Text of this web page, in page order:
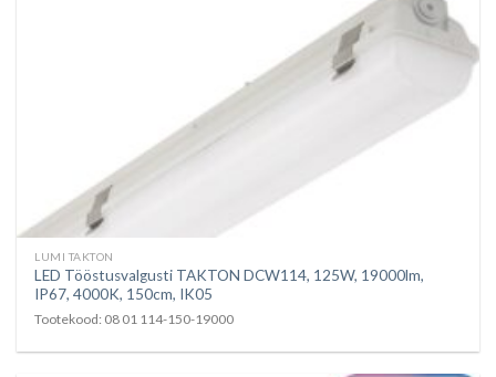
LUMI TAKTON
LED Tööstusvalgusti TAKTON DCW114, 125W, 19000lm,
IP67, 4000K, 150cm, IK05
Tootekood: 08 01 114-150-19000